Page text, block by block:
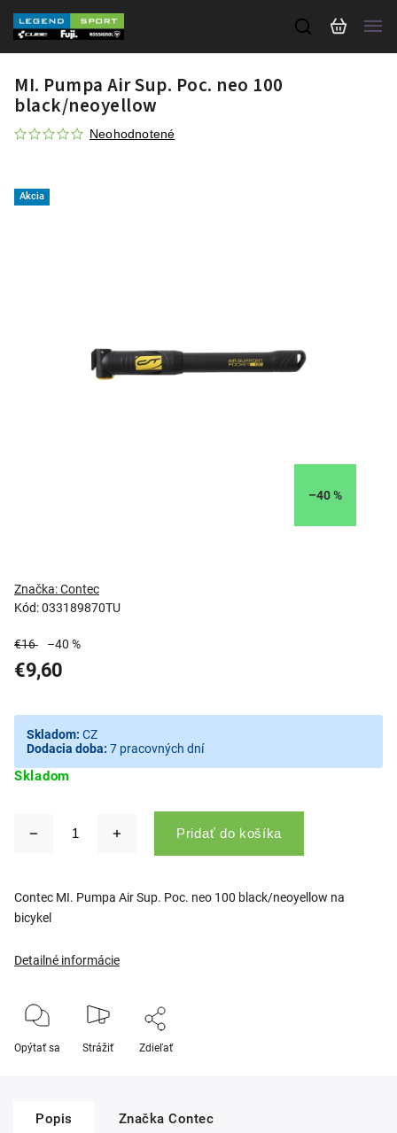
MI. Pumpa Air Sup. Poc. neo 100
black/neoyellow
Neohodnotené
Akcia
–40 %
Kód:033189870TU
Značka:Contec
€16 –40 %
€9,60
Skladom
Skladom: CZ
Dodacia doba: 7 pracovných dní
Pridať do košíka
Contec MI. Pumpa Air Sup. Poc. neo 100 black/neoyellow na
bicykel
Detailné informácie
Opýtať sa Strážiť Zdieľať
Popis Značka Contec